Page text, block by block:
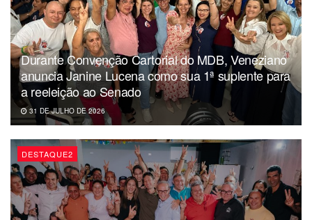
Durante Convenção Cartorial do MDB, Veneziano
anuncia Janine Lucena como sua 1ª suplente para
a reeleição ao Senado
31 DE JULHO DE 2026
DESTAQUE2